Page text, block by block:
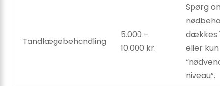
Tandlægebehandling
5.000 –
10.000 kr.
Spørg
dækkes
eller
niveau”.